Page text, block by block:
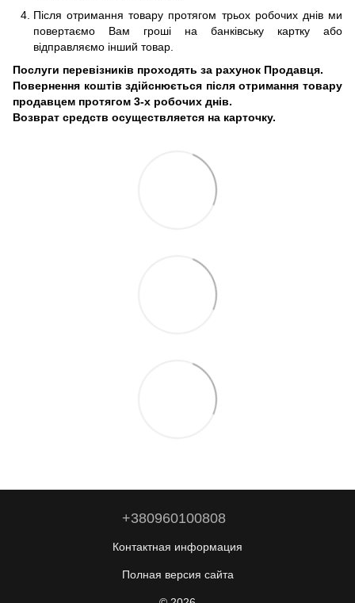
Після отримання товару протягом трьох робочих днів ми
повертаємо Вам гроші на банківську картку або
відправляємо інший товар.
Послуги перевізників проходять за рахунок Продавця.
Повернення коштів здійснюється після отримання товару
продавцем протягом 3-х робочих днів.
Возврат средств осуществляется на карточку.
+380960100808
Контактная информация
Полная версия сайта